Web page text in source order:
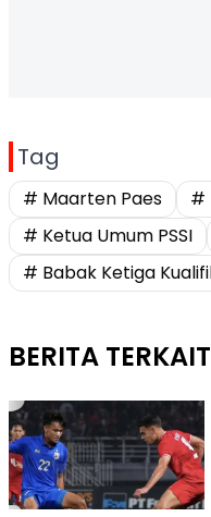
Tag
# Maarten Paes
#
# Ketua Umum PSSI
# Babak Ketiga
BERITA TERKAIT